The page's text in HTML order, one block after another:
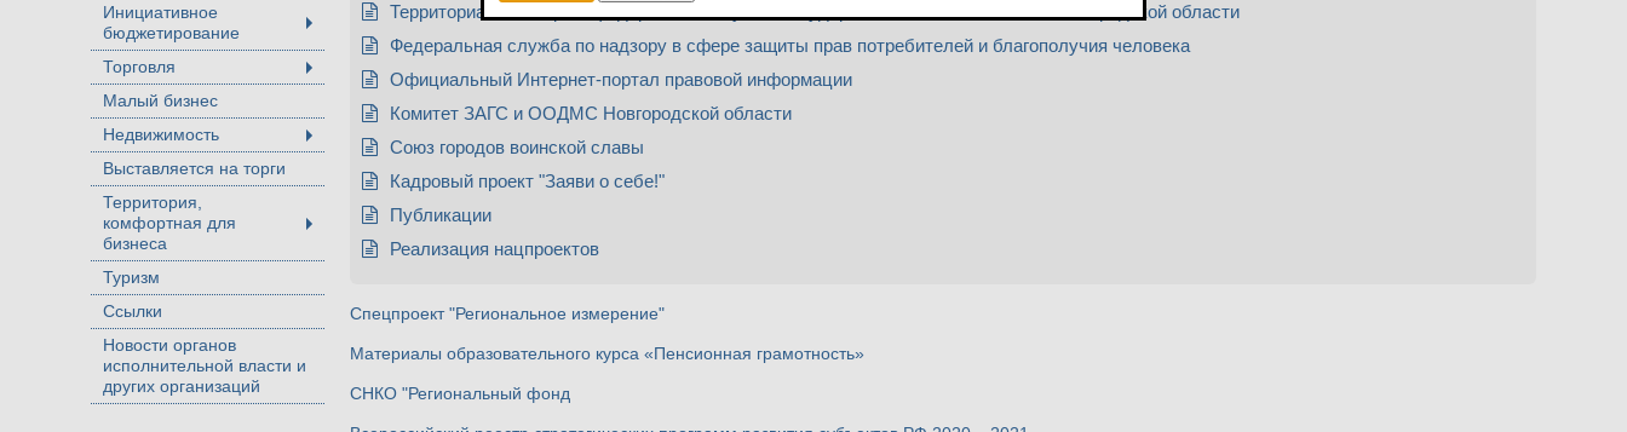
Инициативное
бюджетирование
Торговля
Малый бизнес
Недвижимость
Выставляется на торги
Территория,
комфортная для
бизнеса
Туризм
Ссылки
Новости органов
исполнительной власти и
других организаций
Территориальный орган федеральной службы государственной статистики по Новгородской области
Федеральная служба по надзору в сфере защиты прав потребителей и благополучия человека
Официальный Интернет-портал правовой информации
Комитет ЗАГС и ООДМС Новгородской области
Союз городов воинской славы
Кадровый проект "Заяви о себе!"
Публикации
Реализация нацпроектов
Спецпроект "Региональное измерение"
Материалы образовательного курса «Пенсионная грамотность»
СНКО "Региональный фонд